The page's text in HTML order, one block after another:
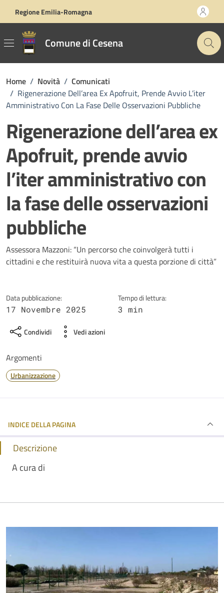
Regione Emilia-Romagna
Comune di Cesena
Home / Novità / Comunicati
/ Rigenerazione Dell’area Ex Apofruit, Prende Avvio L’iter
Amministrativo Con La Fase Delle Osservazioni Pubbliche
Rigenerazione dell’area ex
Apofruit, prende avvio
l’iter amministrativo con
la fase delle osservazioni
pubbliche
Dettagli della notizia
Assessora Mazzoni: “Un percorso che coinvolgerà tutti i
cittadini e che restituirà nuova vita a questa porzione di città”
Data pubblicazione:
17 Novembre 2025
Tempo di lettura:
3 min
Condividi Vedi azioni
Argomenti
Urbanizzazione
INDICE DELLA PAGINA
Descrizione
A cura di